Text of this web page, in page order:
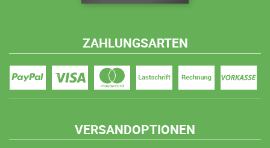
ZAHLUNGSARTEN
VERSANDOPTIONEN